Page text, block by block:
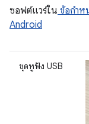
ซอฟต์แวร์ใน ข้อกำห
Android
ชุดหูฟัง USB